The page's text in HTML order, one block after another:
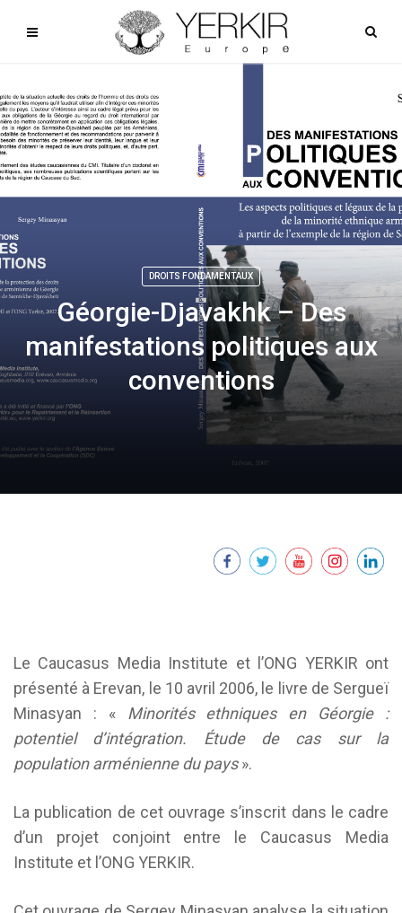
DROITS FONDAMENTAUX
Géorgie-Djavakhk – Des
manifestations politiques aux
conventions
Le Caucasus Media Institute et l’ONG YERKIR ont
présenté à Erevan, le 10 avril 2006, le livre de Sergueï
Minasyan : «
Minorités ethniques en Géorgie :
potentiel d’intégration. Étude de cas sur la
population arménienne du pays».
La ​​publication de cet ouvrage s’inscrit dans le cadre
d’un projet conjoint entre le Caucasus Media
Institute et l’ONG YERKIR.